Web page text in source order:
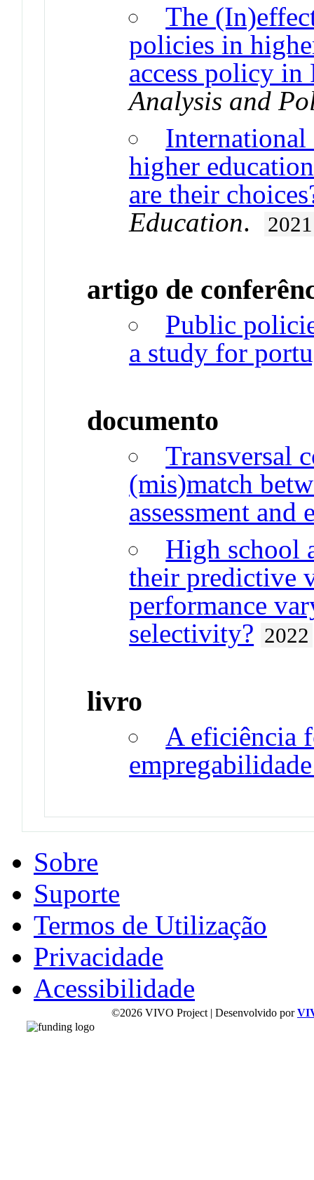
The
policies in
access policy in
Analysis and
International
higher
are their
Education. 2021
artigo de
Public
a study for
documento
Transversal
(mis)match
assessment
High school
their predictive
performance
selectivity? 2022
livro
A eficiência
Sobre
Suporte
Termos de Utilização
Privacidade
Acessibilidade
©2026 VIVO Project | Desenvolvido por